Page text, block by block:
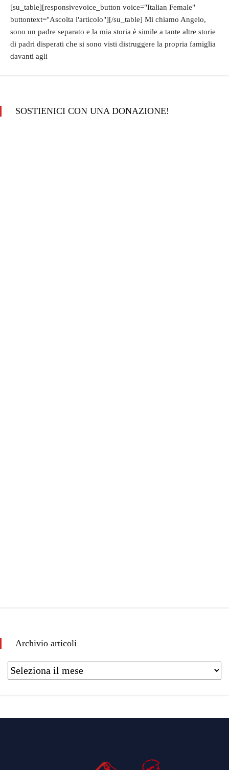
[su_table][responsivevoice_button voice="Italian Female"
buttontext="Ascolta l'articolo"][/su_table] Mi chiamo Angelo,
sono un padre separato e la mia storia è simile a tante altre storie
di padri disperati che si sono visti distruggere la propria famiglia
davanti agli
SOSTIENICI CON UNA DONAZIONE!
Archivio articoli